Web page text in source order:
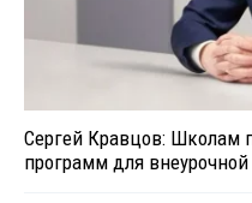
Сергей Кравцов: Школам
программ для